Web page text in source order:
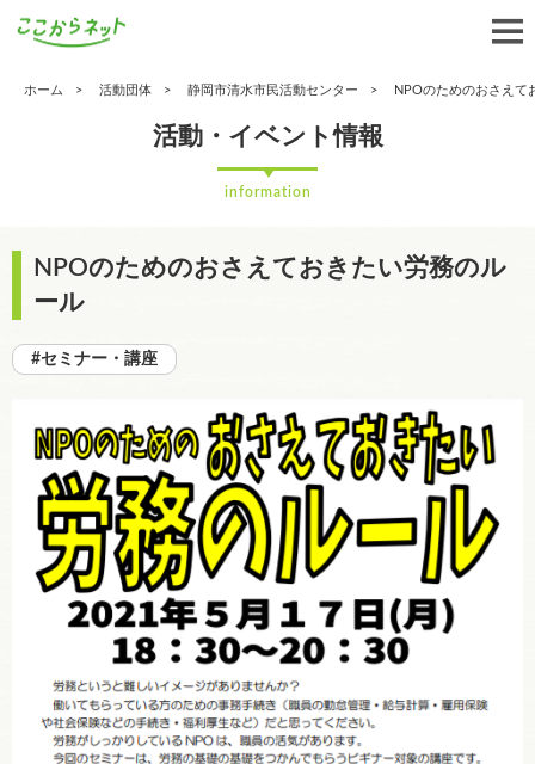
ホーム 活動団体 静岡市清水市民活動センター NPOのためのおさえて
活動・イベント情報
information
NPOのためのおさえておきたい労務のル
ール
#セミナー・講座